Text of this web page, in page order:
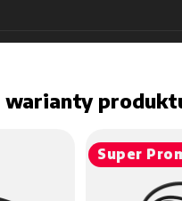
warianty
Super